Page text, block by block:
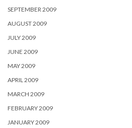
SEPTEMBER 2009
AUGUST 2009
JULY 2009
JUNE 2009
MAY 2009
APRIL 2009
MARCH 2009
FEBRUARY 2009
JANUARY 2009